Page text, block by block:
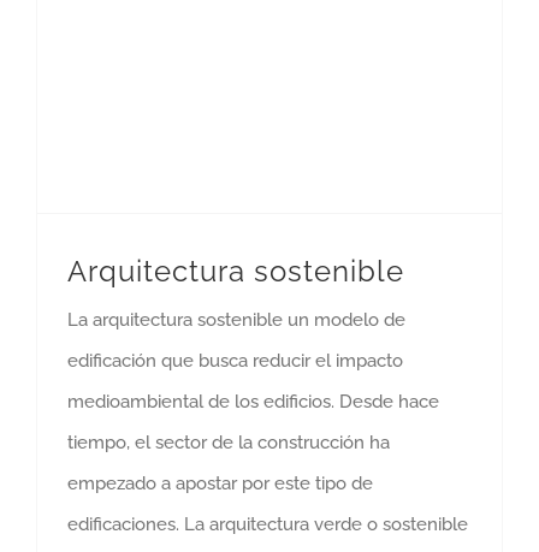
Arquitectura sostenible
La arquitectura sostenible un modelo de
edificación que busca reducir el impacto
medioambiental de los edificios. Desde hace
tiempo, el sector de la construcción ha
empezado a apostar por este tipo de
edificaciones. La arquitectura verde o sostenible